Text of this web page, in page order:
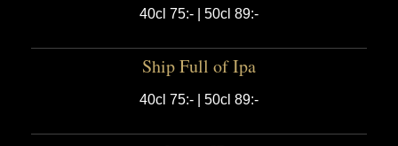
40cl 75:- | 50cl 89:-
Ship Full of Ipa
40cl 75:- | 50cl 89:-